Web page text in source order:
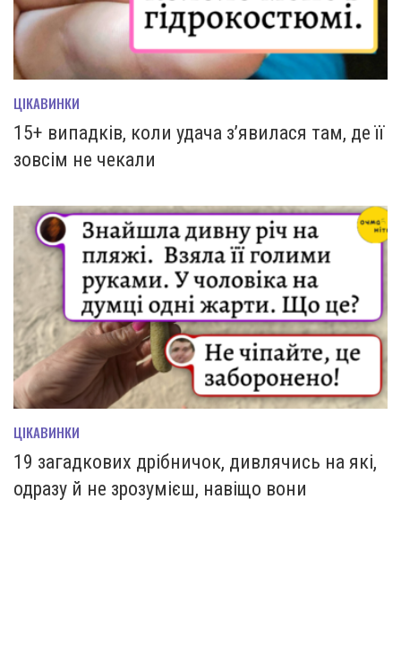
ЦІКАВИНКИ
15+ випадків, коли удача з’явилася там, де її
зовсім не чекали
ЦІКАВИНКИ
19 загадкових дрібничок, дивлячись на які,
одразу й не зрозумієш, навіщо вони